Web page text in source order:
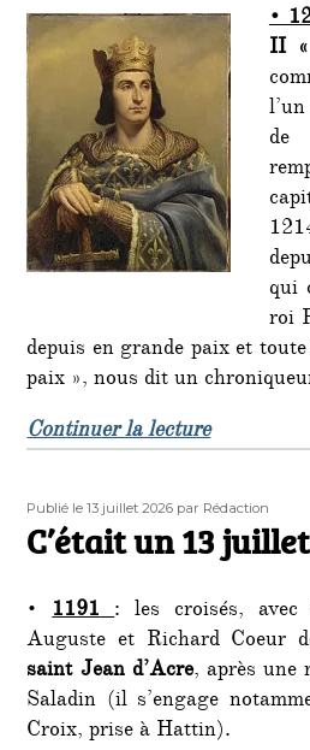
•
II
qui
roi
depuis en grande paix et
paix », nous dit un
Continuer la lecturede «
Publié
Publié le 13 juillet 2026 Auteur
par Rédaction
C’était un 13
•1191 : les croisés,
Auguste et Richard Coeur
saint Jean d’Acre, après une
Saladin (il s’engage
Croix, prise à Hattin).